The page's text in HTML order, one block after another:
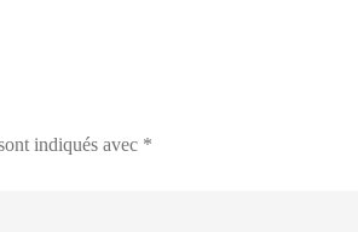
indiqués avec *